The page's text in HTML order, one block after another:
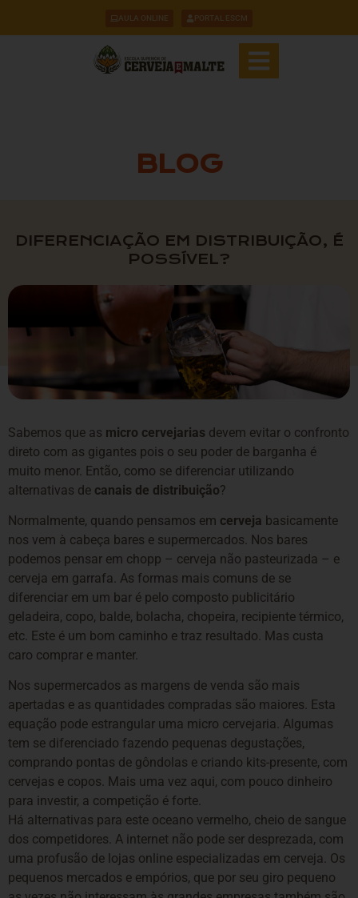
AULA ONLINE PORTAL ESCM
BLOG
DIFERENCIAÇÃO EM DISTRIBUIÇÃO, É
POSSÍVEL?
Sabemos que as micro cervejarias devem evitar o confronto
direto com as gigantes pois o seu poder de barganha é
muito menor. Então, como se diferenciar utilizando
alternativas de canais de distribuição?
Normalmente, quando pensamos em cerveja basicamente
nos vem à cabeça bares e supermercados. Nos bares
podemos pensar em chopp – cerveja não pasteurizada – e
cerveja em garrafa. As formas mais comuns de se
diferenciar em um bar é pelo composto publicitário
geladeira, copo, balde, bolacha, chopeira, recipiente térmico,
etc. Este é um bom caminho e traz resultado. Mas custa
caro comprar e manter.
Nos supermercados as margens de venda são mais
apertadas e as quantidades compradas são maiores. Esta
equação pode estrangular uma micro cervejaria. Algumas
tem se diferenciado fazendo pequenas degustações,
comprando pontas de gôndolas e criando kits-presente, com
cervejas e copos. Mais uma vez aqui, com pouco dinheiro
para investir, a competição é forte.
Há alternativas para este oceano vermelho, cheio de sangue
dos competidores. A internet não pode ser desprezada, com
uma profusão de lojas online especializadas em cerveja. Os
pequenos mercados e empórios, que por seu giro pequeno